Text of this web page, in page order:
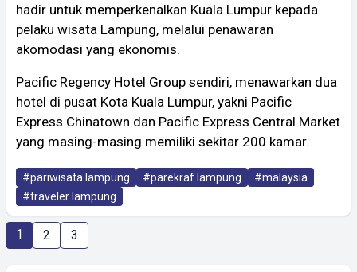
hadir untuk memperkenalkan Kuala Lumpur kepada
pelaku wisata Lampung, melalui penawaran
akomodasi yang ekonomis.
Pacific Regency Hotel Group sendiri, menawarkan dua
hotel di pusat Kota Kuala Lumpur, yakni Pacific
Express Chinatown dan Pacific Express Central Market
yang masing-masing memiliki sekitar 200 kamar.
#pariwisata lampung #parekraf lampung
#malaysia
#traveler lampung
1 2 3